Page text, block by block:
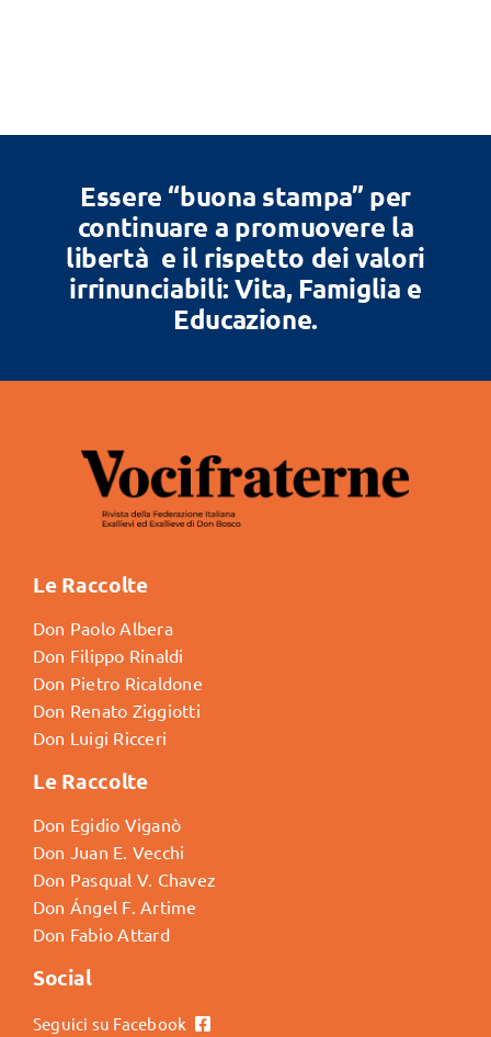
Essere “buona stampa” per
continuare a promuovere la
libertà e il rispetto dei valori
irrinunciabili: Vita, Famiglia e
Educazione.
Le Raccolte
Don Paolo Albera
Don Filippo Rinaldi
Don Pietro Ricaldone
Don Renato Ziggiotti
Don Luigi Ricceri
Le Raccolte
Don Egidio Viganò
Don Juan E. Vecchi
Don Pasqual V. Chavez
Don Ángel F. Artime
Don Fabio Attard
Social
Seguici su Facebook